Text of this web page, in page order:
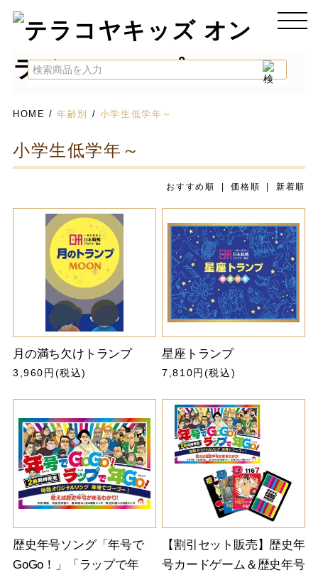
HOME /年齢別 / 小学生低学年～
小学生低学年～
おすすめ順 |価格順 |新着順
月の満ち欠けトランプ
3,960円(税込)
星座トランプ
7,810円(税込)
歴史年号ソング「年号で
GoGo！」「ラップで年
【割引セット販売】歴史年
号カードゲーム＆歴史年号